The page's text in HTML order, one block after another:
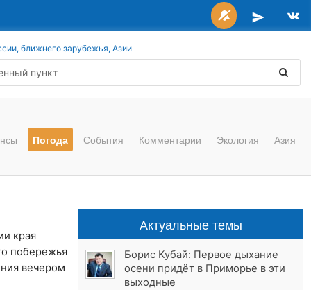
ближнего зарубежья, Азии
Погода События Комментарии Экология Азия
края
побережья
вечером
Актуальные темы
Борис Кубай: Первое дыхание
осени придёт в Приморье в эти
выходные